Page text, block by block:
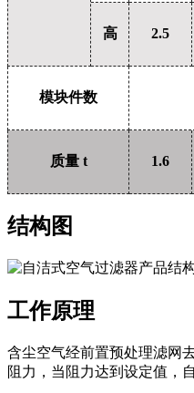
高 2.5
模块件数
质量 t 1.6
结构图
工作原理
含尘空气经前置预处理滤网
阻力，当阻力达到设定值，